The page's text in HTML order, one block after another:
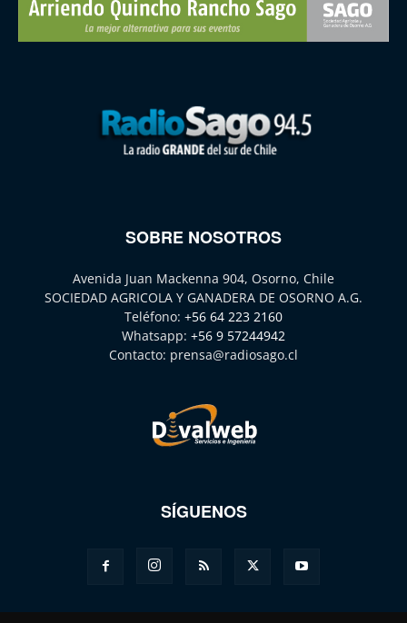
SOBRE NOSOTROS
Avenida Juan Mackenna 904, Osorno, Chile
SOCIEDAD AGRICOLA Y GANADERA DE OSORNO A.G.
Teléfono: +56 64 223 2160
Whatsapp: +56 9 57244942
Contacto: prensa@radiosago.cl
SÍGUENOS